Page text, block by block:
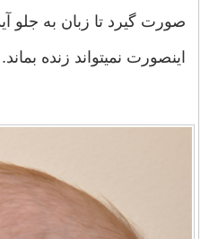
صورت گیرد تا زبان به جلو
اینصورت نمیتواند زنده بماند.